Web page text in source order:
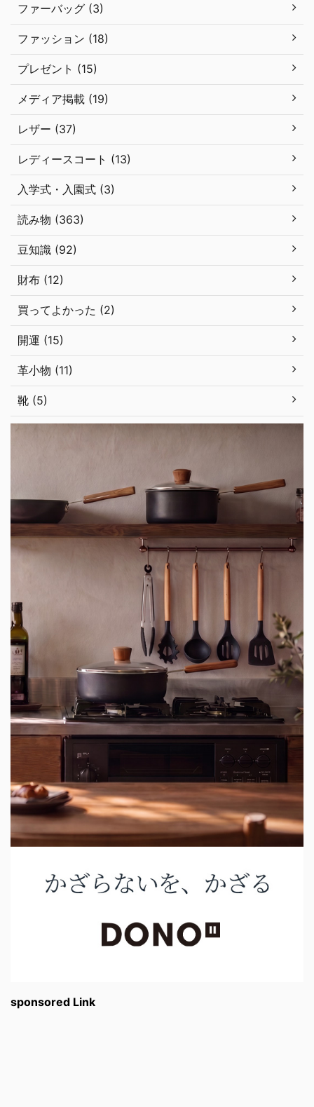
ファーバッグ (3)
ファッション (18)
プレゼント (15)
メディア掲載 (19)
レザー (37)
レディースコート (13)
入学式・入園式 (3)
読み物 (363)
豆知識 (92)
財布 (12)
買ってよかった (2)
開運 (15)
革小物 (11)
靴 (5)
sponsored Link